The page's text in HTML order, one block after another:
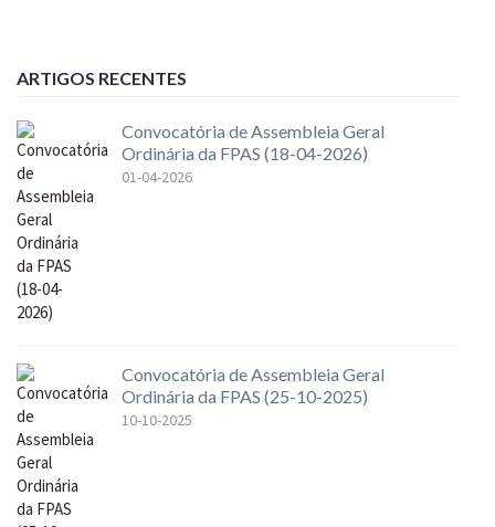
ARTIGOS RECENTES
Convocatória de Assembleia Geral
Ordinária da FPAS (18-04-2026)
01-04-2026
Convocatória de Assembleia Geral
Ordinária da FPAS (25-10-2025)
10-10-2025